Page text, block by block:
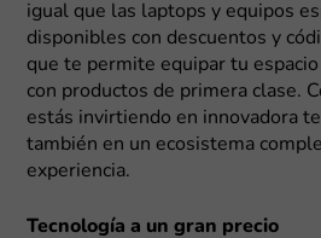
igual que las laptops y equipos
disponibles con descuentos y
que te permite equipar tu
con productos de primera clase.
estás invirtiendo en innovadora
también en un ecosistema
experiencia.
Tecnología a un gran precio